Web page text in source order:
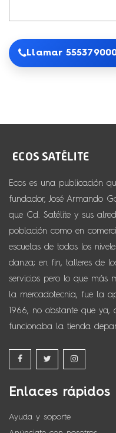
Llamar
Ecos es una publicación
fundador, José Armando
que Cd. Satélite y sus
población como en
escuelas de todos los
danza; en fin, talleres de
servicios pero lo que más
la mercadotecnia, fue la
1966, no obstante que ya,
funcionaba la tienda
Enlaces rápidos
Ayuda y soporte